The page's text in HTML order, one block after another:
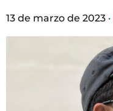
13 de marzo de 2023 ·